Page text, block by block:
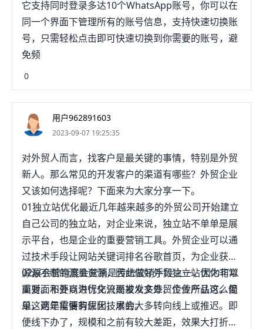
它支持同时登录多达10个WhatsApp账号，你可以在
同一个界面下管理所有的账号信息，支持快速切换账
号，只需轻松点击即可快速切换到你需要的账号，避
免频
0
用户962891603
2023-09-07 19:25:35
对外贸人而言，找客户是最关键的事情，特别是外贸
新人。那么常见的开发客户的渠道有哪些？外贸企业
又该如何选择呢？下面来为大家分享一下。
01独立站优化最近几年越来越多的外贸公司开始建立
自己公司的独立站，对企业来说，独立站不单单是展
示平台，也是企业的重要营销工具。外贸企业可以通
过技术手段让网站关键词排名谷歌首页，为企业获得
源源不断的流量资源，因此做好外贸独立站优化非常
重要。不要以为优化只是发发文章、传传产品这么简
单，这是需要有优化技术的。
02展会营销展会营销是传统营销手段之一，因为可以
面对面和外商进行交流而被众多外贸企业所认可。但
是这两年疫情的原因，展会大多转向线上或推迟。即
便线下办了，规模和之前有较大差距，效果大打折